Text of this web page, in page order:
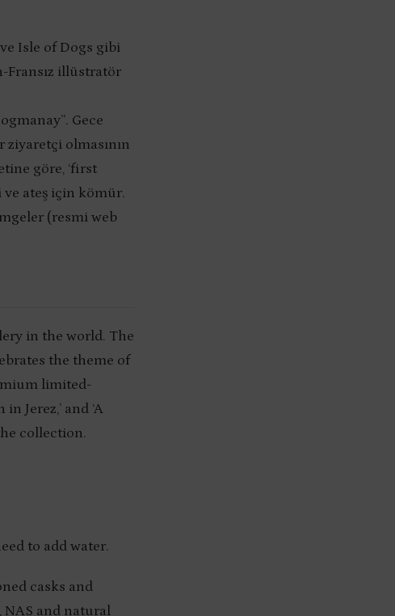
Isle of Dogs gibi
Fransız illüstratör
Gece
olmasının
göre, ‘first
ateş için kömür.
(resmi web
in the world. The
the theme of
limited-
Jerez,’ and ‘A
collection.
to add water.
casks and
and natural